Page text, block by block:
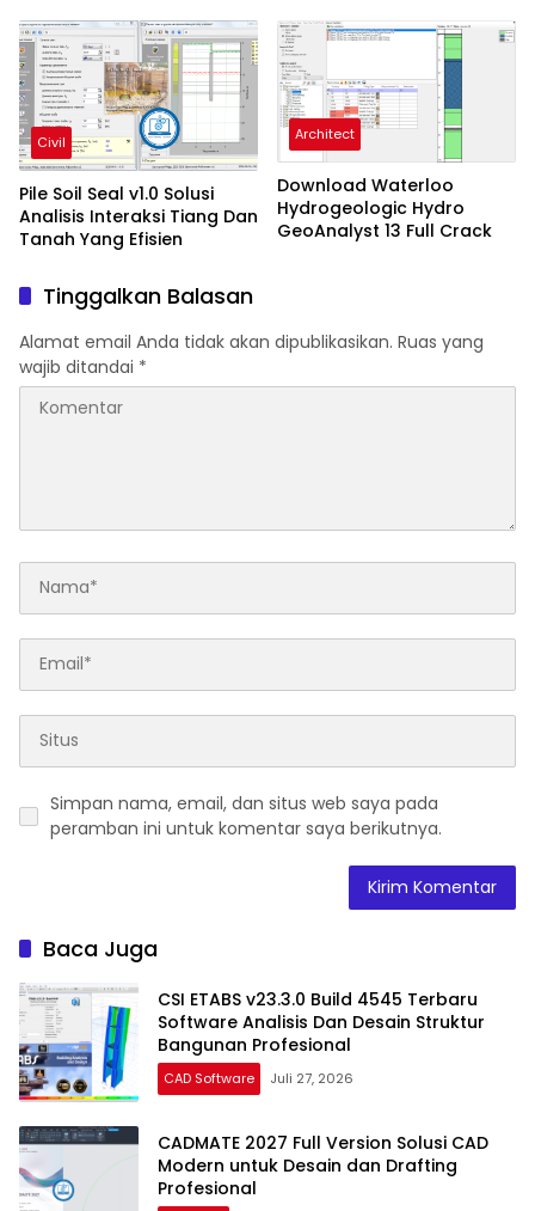
Civil
Pile Soil Seal v1.0 Solusi
Analisis Interaksi Tiang Dan
Tanah Yang Efisien
Architect
Download Waterloo
Hydrogeologic Hydro
GeoAnalyst 13 Full Crack
Tinggalkan Balasan
Alamat email Anda tidak akan dipublikasikan. Ruas yang
wajib ditandai *
Simpan nama, email, dan situs web saya pada
peramban ini untuk komentar saya berikutnya.
Baca Juga
CSI ETABS v23.3.0 Build 4545 Terbaru
Software Analisis Dan Desain Struktur
Bangunan Profesional
CAD Software Juli 27, 2026
CADMATE 2027 Full Version Solusi CAD
Modern untuk Desain dan Drafting
Profesional